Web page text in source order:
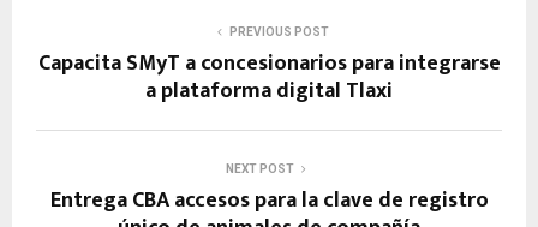
PREVIOUS POST
Capacita SMyT a concesionarios para integrarse
a plataforma digital Tlaxi
NEXT POST
Entrega CBA accesos para la clave de registro